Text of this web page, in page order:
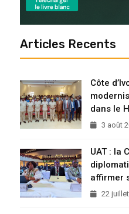
Articles Recents
Côte
dans le
3 août
UAT : la
affirmer
22